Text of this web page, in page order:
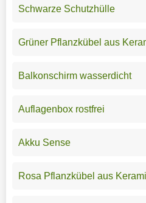
Schwarze Schutzhülle
Grüner Pflanzkübel aus
Balkonschirm wasserdicht
Auflagenbox rostfrei
Akku Sense
Rosa Pflanzkübel aus